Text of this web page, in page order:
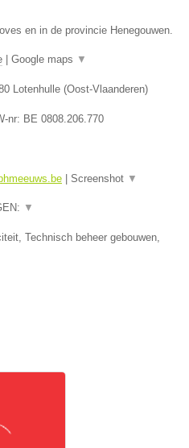
en in de provincie Henegouwen.
Google maps ▼
Lotenhulle (Oost-Vlaanderen)
nr: BE 0808.206.770
Screenshot ▼
▼
Technisch beheer gebouwen,